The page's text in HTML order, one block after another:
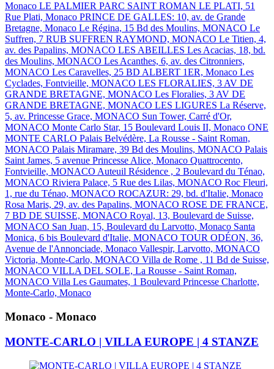
Monaco LE PALMIER PARC SAINT ROMAN LE PLATI, 51
Rue Plati, Monaco PRINCE DE GALLES: 10, av. de Grande
Bretagne, Monaco Le Régina, 15 Bd des Moulins, MONACO Le
Suffren, 7 RUB SUFFREN RAYMOND, MONACO Le Titien, 4,
av. des Papalins, MONACO LES ABEILLES Les Acacias, 18, bd.
des Moulins, MONACO Les Acanthes, 6, av. des Citronniers,
MONACO Les Caravelles, 25 BD ALBERT 1ER, Monaco Les
Cyclades, Fontvieille, MONACO LES FLORALIES, 3 AV DE
GRANDE BRETAGNE, MONACO Les Floralies, 3 AV DE
GRANDE BRETAGNE, MONACO LES LIGURES La Réserve,
5, av. Princesse Grace, MONACO Sun Tower, Carré d'Or,
MONACO Monte Carlo Star, 15 Boulevard Louis II, Monaco ONE
MONTE CARLO Palais Belvédère, La Rousse - Saint Roman,
MONACO Palais Miramare, 39 Bd des Moulins, MONACO Palais
Saint James, 5 avenue Princesse Alice, Monaco Quattrocento,
Fontvieille, MONACO Auteuil Résidence , 2 Boulevard du Ténao,
MONACO Riviera Palace, 5 Rue des Lilas, MONACO Roc Fleuri,
1, rue du Ténao, MONACO ROCAZUR: 29, bd. d'Italie, Monaco
Rosa Maris, 29, av. des Papalins, MONACO ROSE DE FRANCE,
7 BD DE SUISSE, MONACO Royal, 13, Boulevard de Suisse,
MONACO San Juan, 15, Boulevard du Larvotto, Monaco Santa
Monica, 6 bis Boulevard d'Italie, MONACO TOUR ODÉON, 36,
Avenue de l'Annonciade, Monaco Vallespir, Larvotto, MONACO
Victoria, Monte-Carlo, MONACO Villa de Rome , 11 Bd de Suisse,
MONACO VILLA DEL SOLE, La Rousse - Saint Roman,
MONACO Villa Les Gaumates, 1 Boulevard Princesse Charlotte,
Monte-Carlo, Monaco
Monaco - Monaco
MONTE-CARLO | VILLA EUROPE | 4 STANZE